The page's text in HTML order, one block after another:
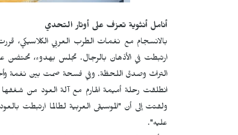
أنامل أنثوية تعزف على أوتار التحدي
بالانسجام مع نغمات الطرب العربي الكلاسيكي، قررت
ارتبطت في الأذهان بالرجال. تجلس بهدوء، تحتضن
التراث وصدق اللحظة. وفي فسحة صمت بين نغمة
انطلقت رحلة أميمة الهارم مع آلة العود من شغفها
ولفتت إلى أن "الموسيقى العربية لطالما ارتبطت
عليه".